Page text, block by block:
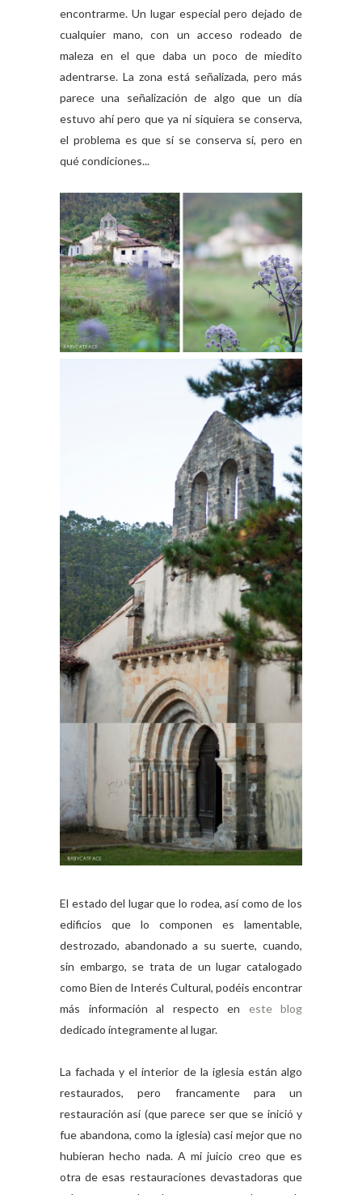
encontrarme. Un lugar especial pero dejado de
cualquier mano, con un acceso rodeado de
maleza en el que daba un poco de miedito
adentrarse. La zona está señalizada, pero más
parece una señalización de algo que un día
estuvo ahí pero que ya ni siquiera se conserva,
el problema es que sí se conserva sí, pero en
qué condiciones...
El estado del lugar que lo rodea, así como de los
edificios que lo componen es lamentable,
destrozado, abandonado a su suerte, cuando,
sin embargo, se trata de un lugar catalogado
como Bien de Interés Cultural, podéis encontrar
más información al respecto en este blog
dedicado íntegramente al lugar.
La fachada y el interior de la iglesia están algo
restaurados, pero francamente para un
restauración así (que parece ser que se inició y
fue abandona, como la iglesia) casi mejor que no
hubieran hecho nada. A mi juicio creo que es
otra de esas restauraciones devastadoras que